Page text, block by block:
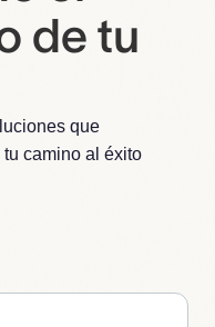
de tu
que
camino al éxito